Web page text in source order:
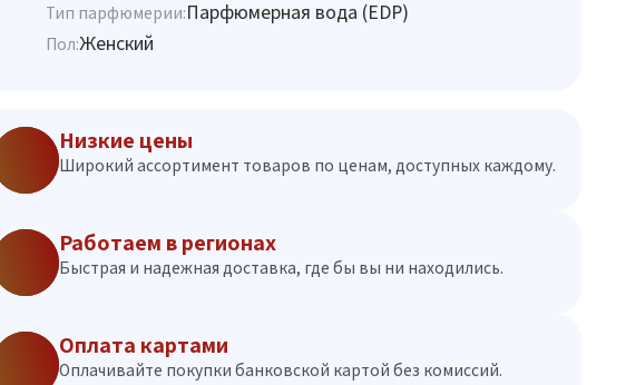
Тип парфюмерии:Парфюмерная вода (EDP)
Пол:Женский
Низкие цены
Широкий ассортимент товаров по ценам, доступных каждому.
Работаем в регионах
Быстрая и надежная доставка, где бы вы ни находились.
Оплата картами
Оплачивайте покупки банковской картой без комиссий.